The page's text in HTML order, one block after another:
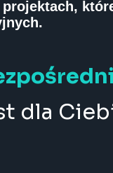
projektach,
dla